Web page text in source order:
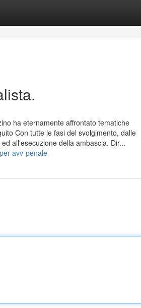
ha eternamente affrontato tematiche
Con tutte le fasi del svolgimento, dalle
all'esecuzione della ambascia. Dir...
avv-penale